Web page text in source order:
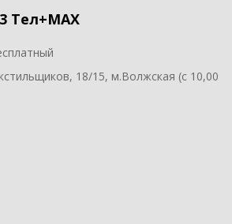
Тел+MAX
18/15, м.Волжская (с 10,00